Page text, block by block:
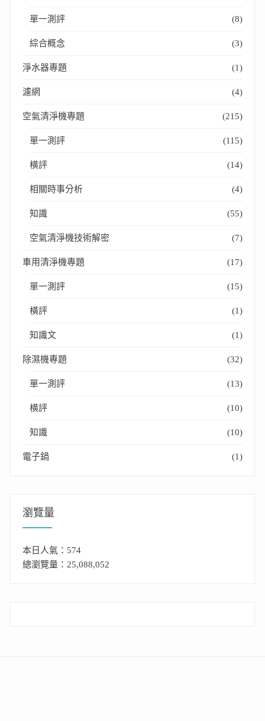
單一測評 (8)
綜合概念 (3)
淨水器專題 (1)
濾網 (4)
空氣清淨機專題 (215)
單一測評 (115)
橫評 (14)
相關時事分析 (4)
知識 (55)
空氣清淨機技術解密 (7)
車用清淨機專題 (17)
單一測評 (15)
橫評 (1)
知識文 (1)
除濕機專題 (32)
單一測評 (13)
橫評 (10)
知識 (10)
電子鍋 (1)
瀏覽量
本日人氣：574
總瀏覽量：25,088,052